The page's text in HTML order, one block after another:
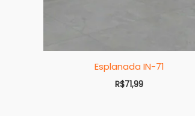
Esplanada IN-71
R$71,99